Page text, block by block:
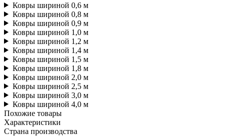
Ковры шириной 0,6 м
Ковры шириной 0,8 м
Ковры шириной 0,9 м
Ковры шириной 1,0 м
Ковры шириной 1,2 м
Ковры шириной 1,4 м
Ковры шириной 1,5 м
Ковры шириной 1,8 м
Ковры шириной 2,0 м
Ковры шириной 2,5 м
Ковры шириной 3,0 м
Ковры шириной 4,0 м
Похожие товары
Характеристики
Страна производства